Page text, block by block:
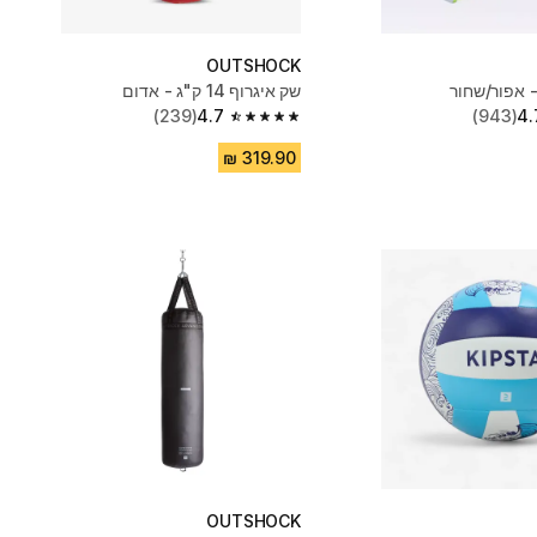
אפור/שחור
(943)
OUTSHOCK
שק איגרוף 14 ק"ג - אדום
4.7
4.7 out of 5 stars from 239 reviews
(239)
OUTSHOCK